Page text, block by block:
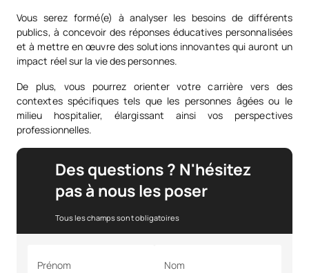
Vous serez formé(e) à analyser les besoins de différents
publics, à concevoir des réponses éducatives personnalisées
et à mettre en œuvre des solutions innovantes qui auront un
impact réel sur la vie des personnes.
De plus, vous pourrez orienter votre carrière vers des
contextes spécifiques tels que les personnes âgées ou le
milieu hospitalier, élargissant ainsi vos perspectives
professionnelles.
Des questions ? N'hésitez
pas à nous les poser
Tous les champs sont obligatoires
Prénom Nom